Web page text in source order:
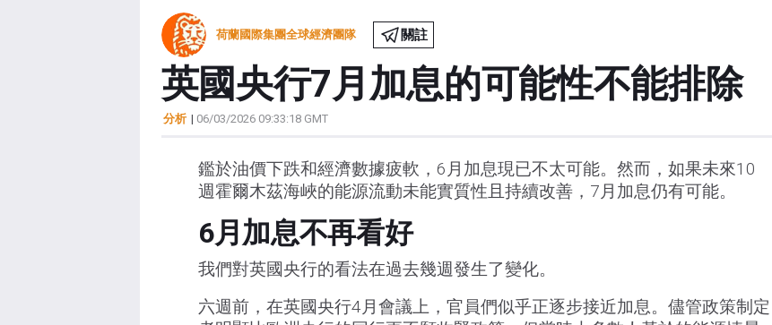
荷蘭國際集團全球經濟團隊 關註
英國央行7月加息的可能性不能排除
分析 | 06/03/2026 09:33:18 GMT
鑑於油價下跌和經濟數據疲軟，6月加息現已不太可能。然而，如果未來10
週霍爾木茲海峽的能源流動未能實質性且持續改善，7月加息仍有可能。
6月加息不再看好
我們對英國央行的看法在過去幾週發生了變化。
六週前，在英國央行4月會議上，官員們似乎正逐步接近加息。儘管政策制定